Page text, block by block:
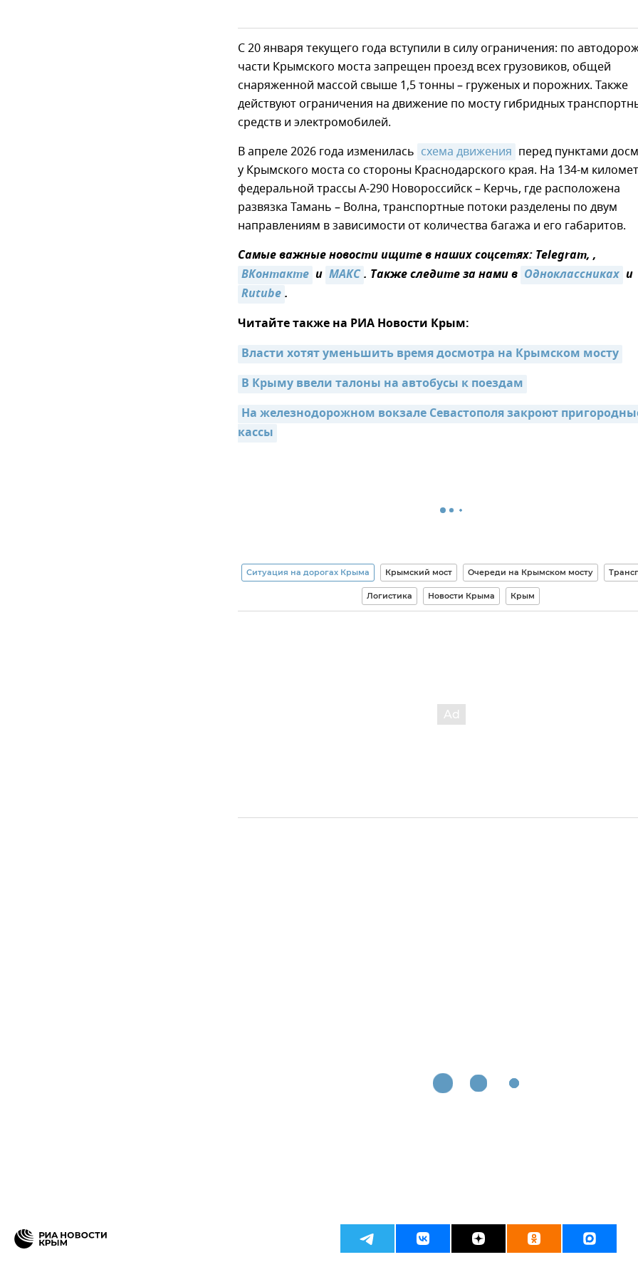
С 20 января текущего года вступили в силу ограничения: по
части Крымского моста запрещен проезд всех грузовиков, общей
снаряженной массой свыше 1,5 тонны – груженых и порожних. Также
действуют ограничения на движение по мосту гибридных
средств и электромобилей.
В апреле 2026 года изменилась схема движения перед пунктами
у Крымского моста со стороны Краснодарского края. На 134-м
федеральной трассы А-290 Новороссийск – Керчь, где расположена
развязка Тамань – Волна, транспортные потоки разделены по двум
направлениям в зависимости от количества багажа и его габаритов.
Самые важные новости ищите в наших соцсетях: Telegram, ,
ВКонтакте и MAКС. Также следите за нами в Одноклассниках и
Rutube.
Читайте также на РИА Новости Крым:
Власти хотят уменьшить время досмотра на Крымском мосту
В Крыму ввели талоны на автобусы к поездам
На железнодорожном вокзале Севастополя закроют
кассы
Ситуация на дорогах Крыма Крымский мост Очереди на Крымском мосту
Логистика Новости Крыма Крым